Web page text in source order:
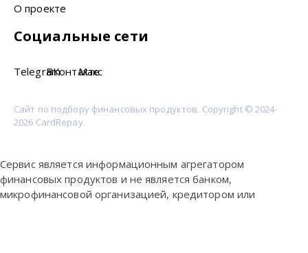
О проекте
Социальные сети
TelegramВКонтакте
Макс
Сайт по подбору финансовых продуктов. Copyright © 2024-
2026 CardRepay.
Сервис является информационным агрегатором
финансовых продуктов и не является банком,
микрофинансовой организацией, кредитором или